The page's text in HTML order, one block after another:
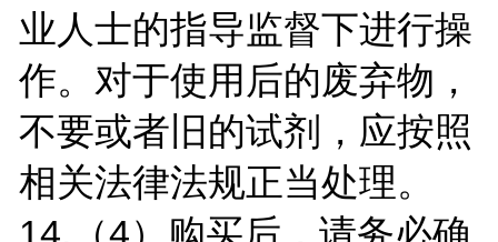
业人士的指导监督下进行操
作。对于使用后的废弃物，
不要或者旧的试剂，应按照
相关法律法规正当处理。
14.（4）购买后，请务必确